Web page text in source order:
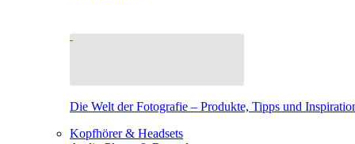
Die Welt der Fotografie – Produkte, Tipps und
Kopfhörer & Headsets